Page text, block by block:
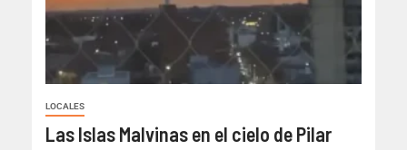
LOCALES
Las Islas Malvinas en el cielo de Pilar